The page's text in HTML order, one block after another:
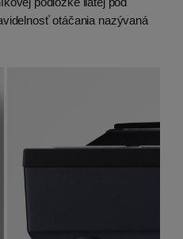
otáčania nazývaná